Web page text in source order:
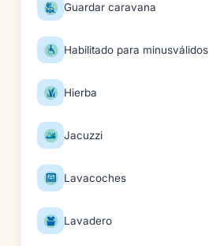
Guardar caravana
Habilitado para minusválidos
Hierba
Jacuzzi
Lavacoches
Lavadero